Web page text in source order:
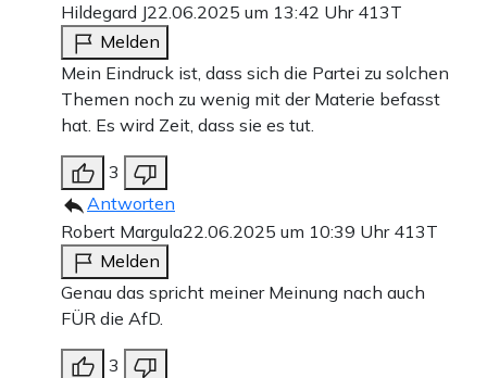
Hildegard J22.06.2025 um 13:42 Uhr 413T
Melden
Mein Eindruck ist, dass sich die Partei zu solchen
Themen noch zu wenig mit der Materie befasst
hat. Es wird Zeit, dass sie es tut.
3
Antworten
Robert Margula22.06.2025 um 10:39 Uhr 413T
Melden
Genau das spricht meiner Meinung nach auch
FÜR die AfD.
3